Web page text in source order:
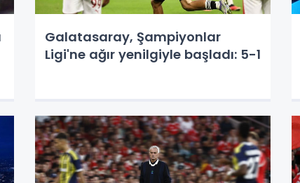
Galatasaray, Şampiyonlar
Ligi'ne ağır yenilgiyle başladı: 5-1